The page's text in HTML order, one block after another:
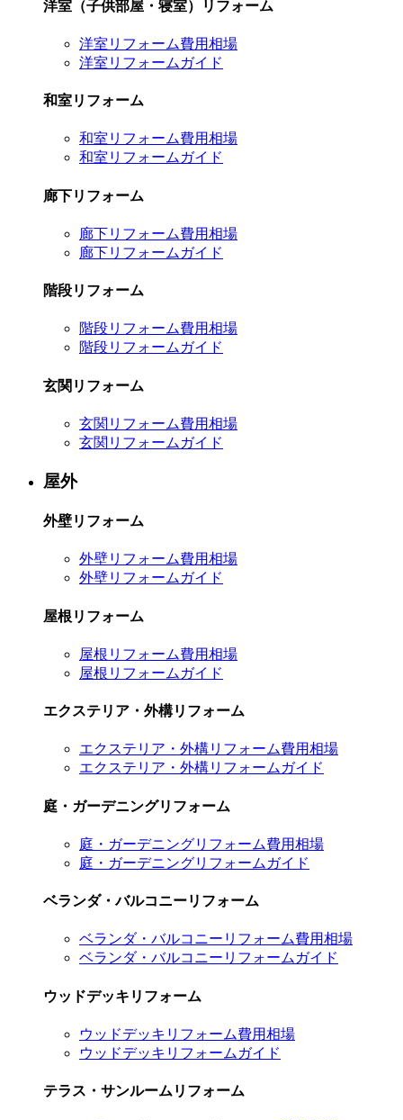
洋室（子供部屋・寝室）リフォーム
洋室リフォーム費用相場
洋室リフォームガイド
和室リフォーム
和室リフォーム費用相場
和室リフォームガイド
廊下リフォーム
廊下リフォーム費用相場
廊下リフォームガイド
階段リフォーム
階段リフォーム費用相場
階段リフォームガイド
玄関リフォーム
玄関リフォーム費用相場
玄関リフォームガイド
屋外
外壁リフォーム
外壁リフォーム費用相場
外壁リフォームガイド
屋根リフォーム
屋根リフォーム費用相場
屋根リフォームガイド
エクステリア・外構リフォーム
エクステリア・外構リフォーム費用相場
エクステリア・外構リフォームガイド
庭・ガーデニングリフォーム
庭・ガーデニングリフォーム費用相場
庭・ガーデニングリフォームガイド
ベランダ・バルコニーリフォーム
ベランダ・バルコニーリフォーム費用相場
ベランダ・バルコニーリフォームガイド
ウッドデッキリフォーム
ウッドデッキリフォーム費用相場
ウッドデッキリフォームガイド
テラス・サンルームリフォーム